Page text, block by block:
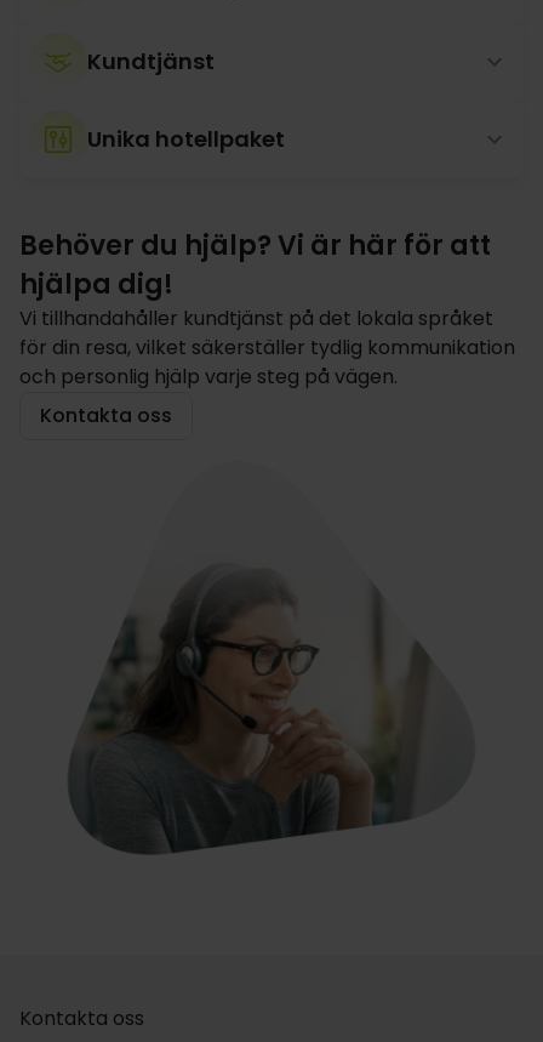
Kundtjänst
Unika hotellpaket
Behöver du hjälp? Vi är här för att
hjälpa dig!
Vi tillhandahåller kundtjänst på det lokala språket
för din resa, vilket säkerställer tydlig kommunikation
och personlig hjälp varje steg på vägen.
Kontakta oss
Kontakta oss